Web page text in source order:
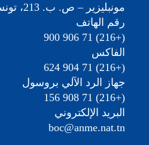
مونبليزير – ص. ب. 213، تونس
رقم الهاتف
(+216) 71 906 900
الفاكس
(+216) 71 904 624
جهاز الرد الآلي بروسول
(+216) 71 908 156
البريد الإلكتروني
boc@anme.nat.tn